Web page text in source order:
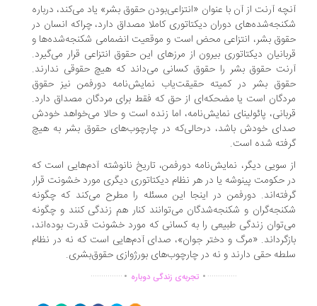
آرنت از آن با عنوان «انتزاعی‌بودن حقوق‌ بشر» یاد می‌کند، درباره
دوران دیکتاتوری کاملا مصداق دارد، چراکه انسان‌ در
بشر، انتزاعی محض است و موقعیت انضمامی شکنجه‌شده‌ها و
دیکتاتوری بیرون از مرزهای این حقوق انتزاعی قرار می‌گیرد.
حقوق‌ بشر را حقوق کسانی می‌داند که هیچ حقوقی ندارند.
بشر در کمیته حقیقت‌یاب نمایش‌نامه دورفمن نیز حقوق
است یا مضحکه‌ای از حق که فقط برای مردگان مصداق دارد.
پائولینای نمایش‌نامه، اما زنده است و حالا می‌خواهد خودش
خودش باشد، درحالی‌که در چارچوب‌های حقوق‌ بشر به هیچ
شده است.
سویی دیگر، نمایش‌نامه دورفمن، تاریخ نانوشته آدم‌هایی است که
حکومت پینوشه یا در هر نظام دیکتاتوری دیگری مورد خشونت قرار
دورفمن در اینجا این مسئله را مطرح می‌کند که چگونه
و شکنجه‌شدگان می‌توانند کنار هم زندگی کنند و چگونه
زندگی طبیعی را به کسانی که مورد خشونت قدرت بوده‌اند،
«مرگ و دختر جوان»، صدای آدم‌هایی است که نه در نظام
حقی دارند و نه در چارچوب‌های بورژوازی حقوق‌بشری.
................تجربه‌ی زندگی دوباره ...............